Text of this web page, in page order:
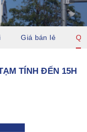
Giá bán lẻ
TÍNH ĐẾN 15H